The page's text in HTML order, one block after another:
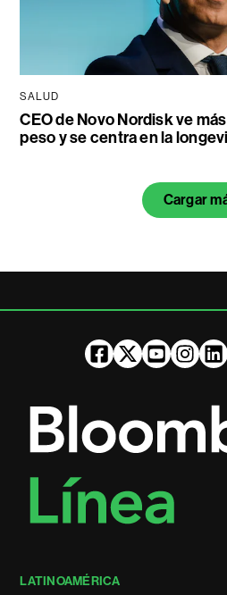
SALUD
CEO de Novo Nordisk ve
peso y se centra en la
Cargar
LATINOAMÉRICA